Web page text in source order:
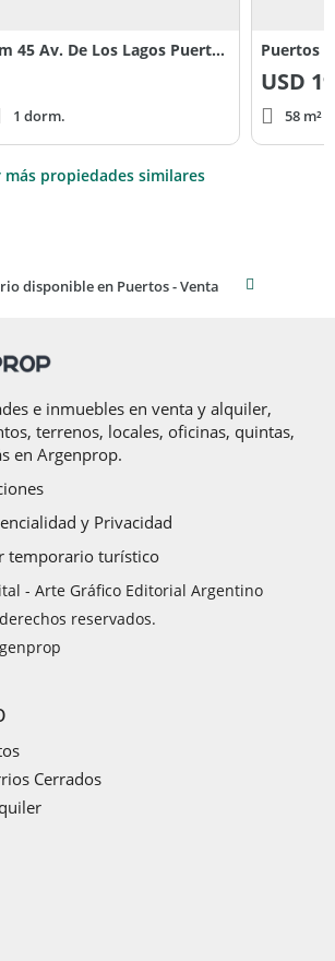
Panamericana - Km 45 Av. De Los Lagos Puertos del Lago
1 dorm.
Puertos
USD
58 m²
más propiedades similares
disponible en Puertos - Venta
e inmuebles en venta y alquiler,
terrenos, locales, oficinas, quintas,
en Argenprop.
y Privacidad
temporario turístico
- Arte Gráfico Editorial Argentino
reservados.
Cerrados